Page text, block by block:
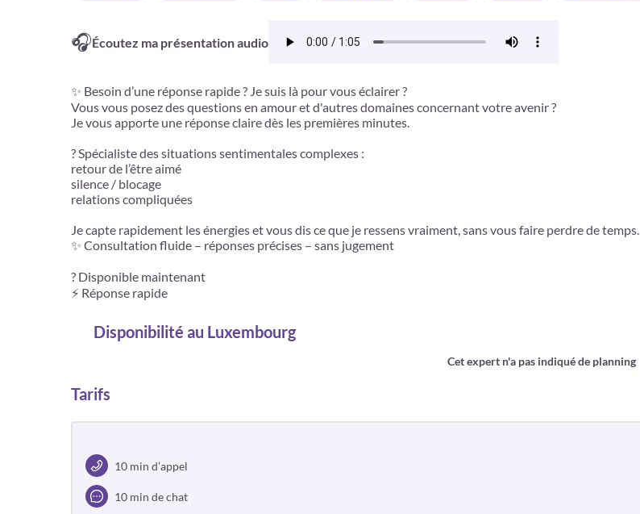
🎧Écoutez ma présentation audio
✨ Besoin d’une réponse rapide ? Je suis là pour vous éclairer ?
Vous vous posez des questions en amour et d'autres domaines concernant votre avenir ?
Je vous apporte une réponse claire dès les premières minutes.
? Spécialiste des situations sentimentales complexes :
retour de l’être aimé
silence / blocage
relations compliquées
Je capte rapidement les énergies et vous dis ce que je ressens vraiment, sans vous faire perdre de temps.
✨ Consultation fluide – réponses précises – sans jugement
? Disponible maintenant
⚡ Réponse rapide
Disponibilité au Luxembourg
Cet expert n'a pas indiqué de planning
Tarifs
10 min d’appel
10 min de chat